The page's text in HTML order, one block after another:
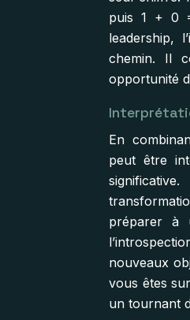
puis 1 + 0
leadership,
chemin. Il
opportunité
En
peut être
préparer à
nouveaux
vous êtes
un tournant